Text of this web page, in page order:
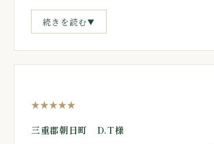
続きを読む▼
★★★★★
三重郡朝日町 D.T様